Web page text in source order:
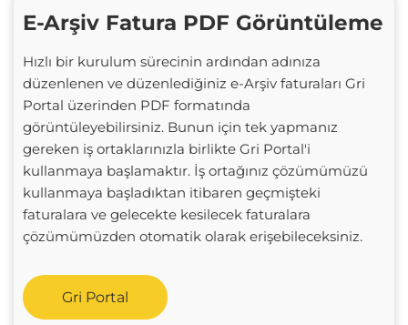
E-Arşiv Fatura PDF Görüntüleme
Hızlı bir kurulum sürecinin ardından adınıza
düzenlenen ve düzenlediğiniz e-Arşiv faturaları Gri
Portal üzerinden PDF formatında
görüntüleyebilirsiniz. Bunun için tek yapmanız
gereken iş ortaklarınızla birlikte Gri Portal'i
kullanmaya başlamaktır. İş ortağınız çözümümüzü
kullanmaya başladıktan itibaren geçmişteki
faturalara ve gelecekte kesilecek faturalara
çözümümüzden otomatik olarak erişebileceksiniz.
Gri Portal